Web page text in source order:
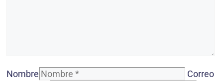
Nombre
Correo